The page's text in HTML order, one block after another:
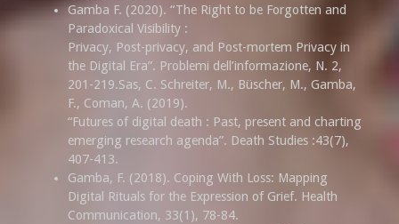
Gamba F. (2020). “The Right to be Forgotten and
Paradoxical Visibility :
Privacy, Post-privacy, and Post-mortem Privacy in
the Digital Era”. Problemi dell’informazione, N. 2,
201-219.Sas, C. Schreiter, M., Büscher, M., Gamba,
F., Coman, A. (2019).
“Futures of digital death : Past, present and charting
emerging research agenda”. Death Studies :43(7),
407-413.
Gamba, F. (2018). Coping With Loss: Mapping
Digital Rituals for the Expression of Grief. Health
Communication, 33(1), 78-84.